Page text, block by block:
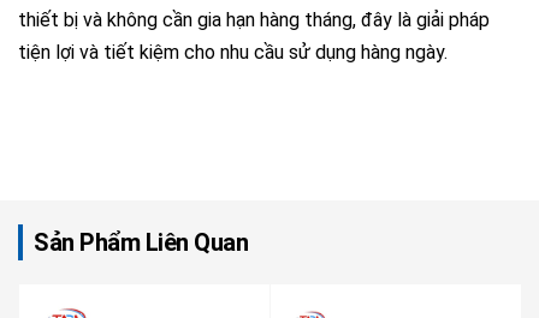
thiết bị và không cần gia hạn hàng tháng, đây là giải pháp
tiện lợi và tiết kiệm cho nhu cầu sử dụng hàng ngày.
Sản Phẩm Liên Quan